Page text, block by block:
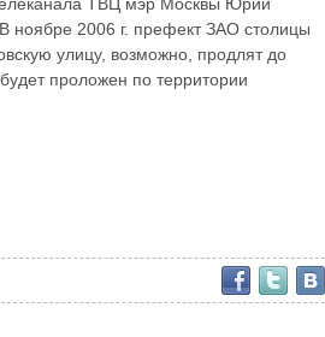
ноябре 2006 г. префект ЗАО столицы
улицу, возможно, продлят до
проложен по территории